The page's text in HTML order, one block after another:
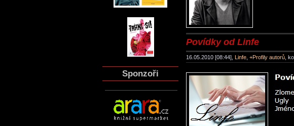
Sponzoři
Povídky od Linfe
16.05.2010 [08:44], Linfe +Profily autorů ,